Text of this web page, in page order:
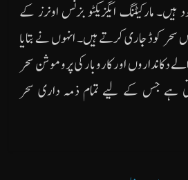
ہیں۔ مارکیٹنگ ایگزیکٹو بزنس اونرز کے
سحر کوڈ جاری کرتے ہیں۔ انہوں نے بتایا
دکانداروں اور کاروبار کی پروموشن سحر
ہے جس کے لیے تمام ذمہ داری سحر